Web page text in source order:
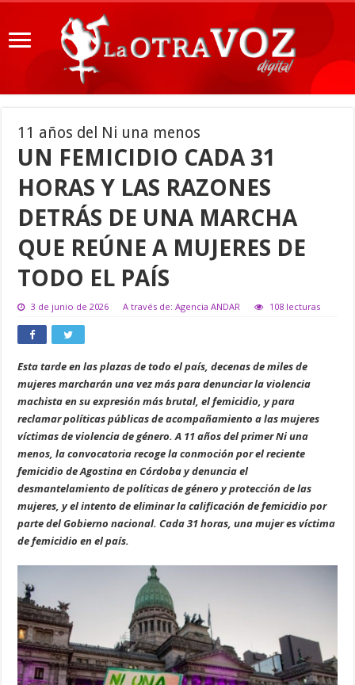
11 años del Ni una menos
UN FEMICIDIO CADA 31
HORAS Y LAS RAZONES
DETRÁS DE UNA MARCHA
QUE REÚNE A MUJERES DE
TODO EL PAÍS
3 de junio de 2026 A través de: Agencia ANDAR 108 lecturas
Esta tarde en las plazas de todo el país, decenas de miles de
mujeres marcharán una vez más para denunciar la violencia
machista en su expresión más brutal, el femicidio, y para
reclamar políticas públicas de acompañamiento a las mujeres
víctimas de violencia de género. A 11 años del primer Ni una
menos, la convocatoria recoge la conmoción por el reciente
femicidio de Agostina en Córdoba y denuncia el
desmantelamiento de políticas de género y protección de las
mujeres, y el intento de eliminar la calificación de femicidio por
parte del Gobierno nacional. Cada 31 horas, una mujer es víctima
de femicidio en el país.